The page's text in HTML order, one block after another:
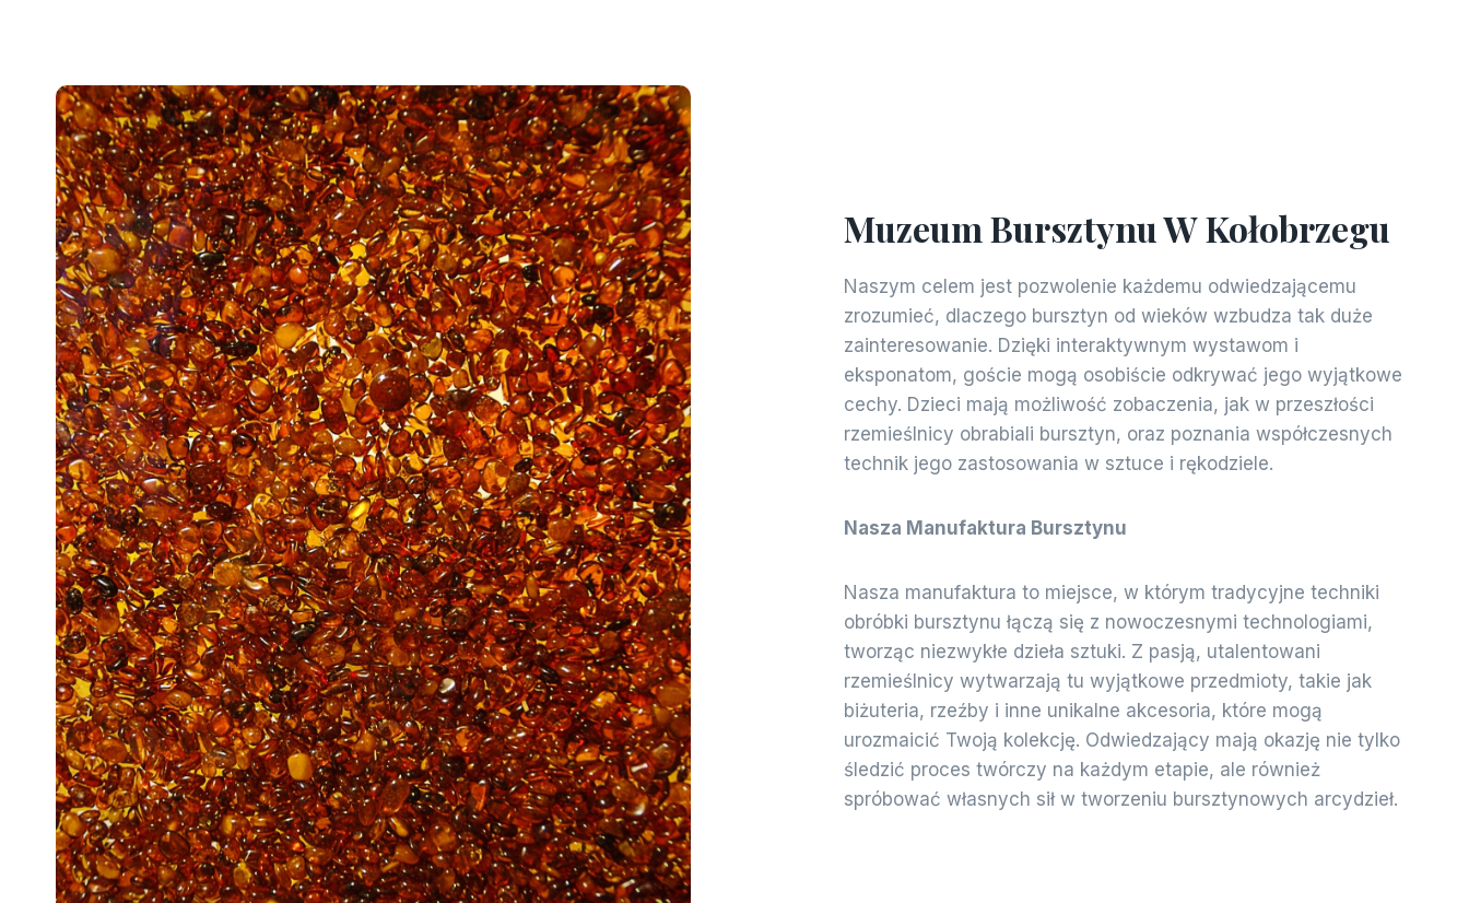
Muzeum Bursztynu W Kołobrzegu
Naszym celem jest pozwolenie każdemu odwiedzającemu
zrozumieć, dlaczego bursztyn od wieków wzbudza tak duże
zainteresowanie. Dzięki interaktywnym wystawom i
eksponatom, goście mogą osobiście odkrywać jego wyjątkowe
cechy. Dzieci mają możliwość zobaczenia, jak w przeszłości
rzemieślnicy obrabiali bursztyn, oraz poznania współczesnych
technik jego zastosowania w sztuce i rękodziele.
Nasza Manufaktura Bursztynu
Nasza manufaktura to miejsce, w którym tradycyjne techniki
obróbki bursztynu łączą się z nowoczesnymi technologiami,
tworząc niezwykłe dzieła sztuki. Z pasją, utalentowani
rzemieślnicy wytwarzają tu wyjątkowe przedmioty, takie jak
biżuteria, rzeźby i inne unikalne akcesoria, które mogą
urozmaicić Twoją kolekcję. Odwiedzający mają okazję nie tylko
śledzić proces twórczy na każdym etapie, ale również
spróbować własnych sił w tworzeniu bursztynowych arcydzieł.